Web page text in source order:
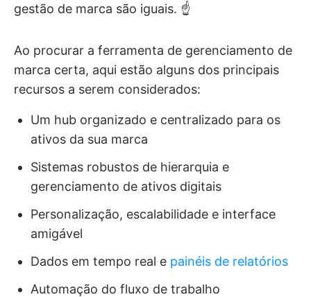
gestão de marca são iguais. ☝️
Ao procurar a ferramenta de gerenciamento de
marca certa, aqui estão alguns dos principais
recursos a serem considerados:
Um hub organizado e centralizado para os
ativos da sua marca
Sistemas robustos de hierarquia e
gerenciamento de ativos digitais
Personalização, escalabilidade e interface
amigável
Dados em tempo real e painéis de relatórios
Automação do fluxo de trabalho